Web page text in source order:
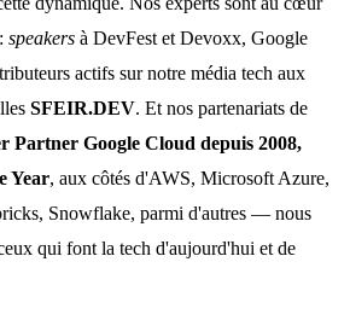
speakers à DevFest et Devoxx, Google
actifs sur notre média tech aux
SFEIR.DEV. Et nos partenariats de
Partner Google Cloud depuis 2008,
Year, aux côtés d'AWS, Microsoft Azure,
Snowflake, parmi d'autres — nous
qui font la tech d'aujourd'hui et de